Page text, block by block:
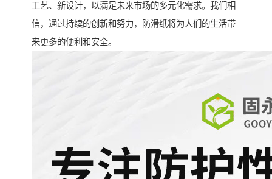
工艺、新设计，以满足未来市场的多元化需求。我们相
信，通过持续的创新和努力，防滑纸将为人们的生活带
来更多的便利和安全。